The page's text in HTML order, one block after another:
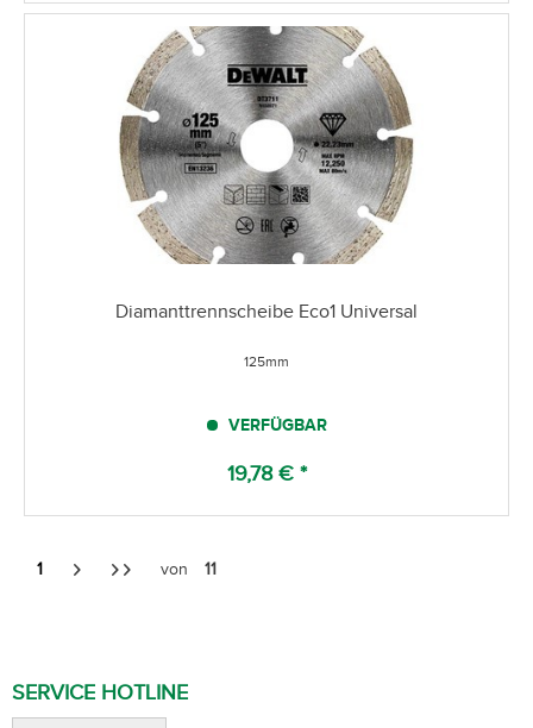
Diamanttrennscheibe Eco1 Universal
125mm
VERFÜGBAR
19,78 € *
1 von 11
SERVICE HOTLINE